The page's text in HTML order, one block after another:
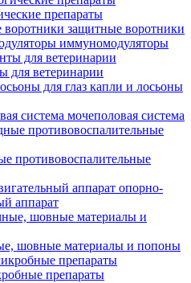
препараты
защитные воротники
иммуномодуляторы
для ветеринарии
капли и лосьоны
мочеполовая система
противовоспалительные
опорно-
аппарат
шовные материалы и попоны
препараты